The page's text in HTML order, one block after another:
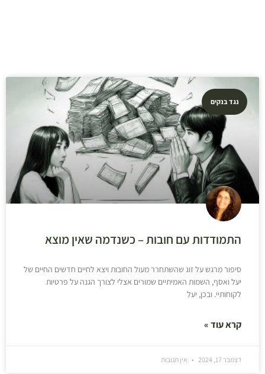
נגד בנקים
התמודדות עם חובות – כשנדמה שאין מוצא
סיפור מרגש על זוג שהשתחרר מעול החובות ויצא לחיים חדשים החיים של
יעל ואסף, השמות האמיתיים שמורים אצלי לצורך הגנה על פרטיות
לקוחותיי. ובכן, יעל
קרא עוד »
דצמבר 17, 2024 אין תגובות